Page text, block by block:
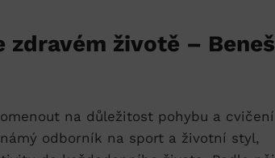
zdravém životě – Beneš
na důležitost pohybu a cvičení
odborník na sport a životní styl,